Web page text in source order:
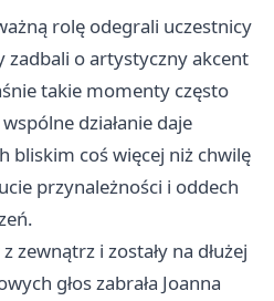
rolę odegrali uczestnicy
zadbali o artystyczny akcent
takie momenty często
działanie daje
bliskim coś więcej niż chwilę
przynależności i oddech
zewnątrz i zostały na dłużej
głos zabrała Joanna